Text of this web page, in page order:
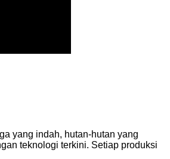
yang indah, hutan-hutan yang
teknologi terkini. Setiap produksi